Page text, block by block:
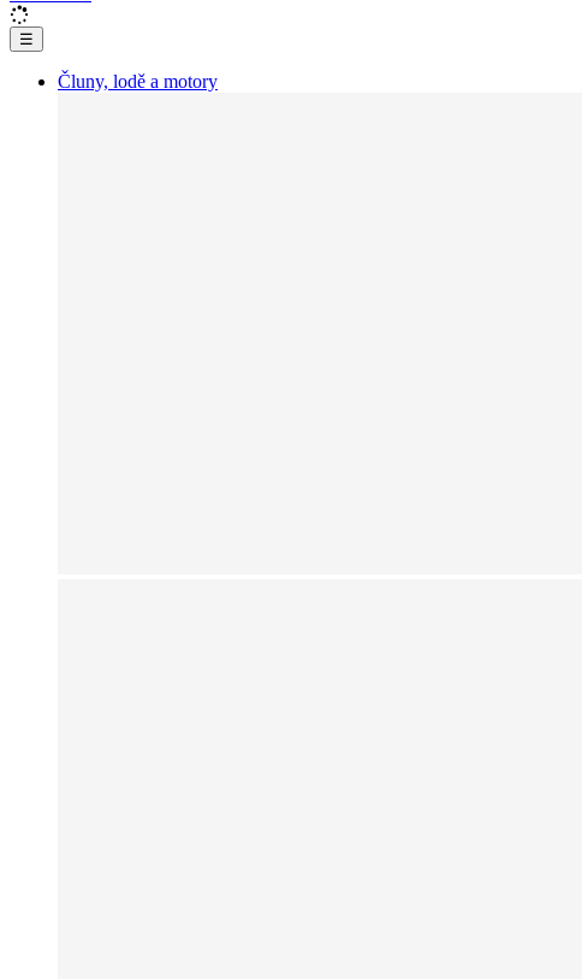
☰
Čluny, lodě a motory